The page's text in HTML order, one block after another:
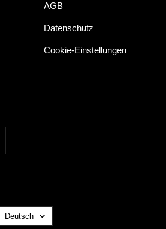
AGB
Datenschutz
Cookie-Einstellungen
Sprache
Deutsch